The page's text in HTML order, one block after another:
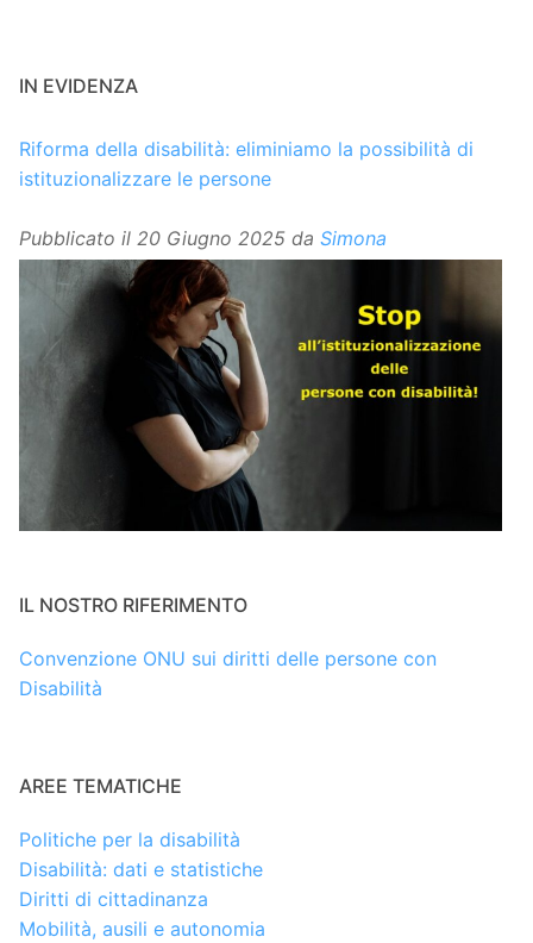
IN EVIDENZA
Riforma della disabilità: eliminiamo la possibilità di
istituzionalizzare le persone
Pubblicato il 20 Giugno 2025 da Simona
IL NOSTRO RIFERIMENTO
Convenzione ONU sui diritti delle persone con
Disabilità
AREE TEMATICHE
Politiche per la disabilità
Disabilità: dati e statistiche
Diritti di cittadinanza
Mobilità, ausili e autonomia